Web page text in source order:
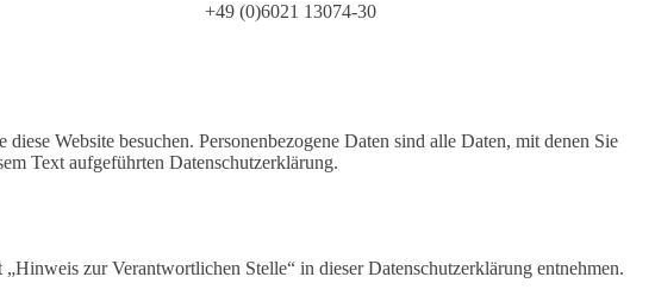
+49 (0)6021 13074-30
Website besuchen. Personenbezogene Daten sind alle Daten, mit denen Sie
Text aufgeführten Datenschutzerklärung.
zur Verantwortlichen Stelle“ in dieser Datenschutzerklärung entnehmen.